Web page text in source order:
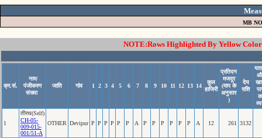
MB
NOTE:Rows Highlighted By Yellow
क्र.सं.
नाम/
पंजीकरण
संख्या
जाति गांव 1 2 3 4 5 6 7 8 9 10 11 12 13 14
कुल
हाजिरी
प्रतिदन
मजदूर
(माप के
अनुसार
)
देय
राशि
1
तीरथ(Self)
CH-05-
009-015-
001/51-A
OTHER Devipur P P P P P P A P P P P P P A 12 261 3132